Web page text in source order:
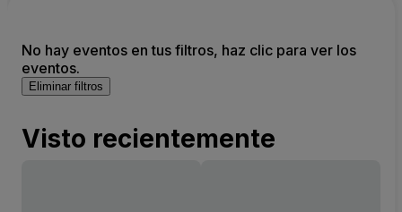
No hay eventos en tus filtros, haz clic para ver los
eventos.
Eliminar filtros
Visto recientemente